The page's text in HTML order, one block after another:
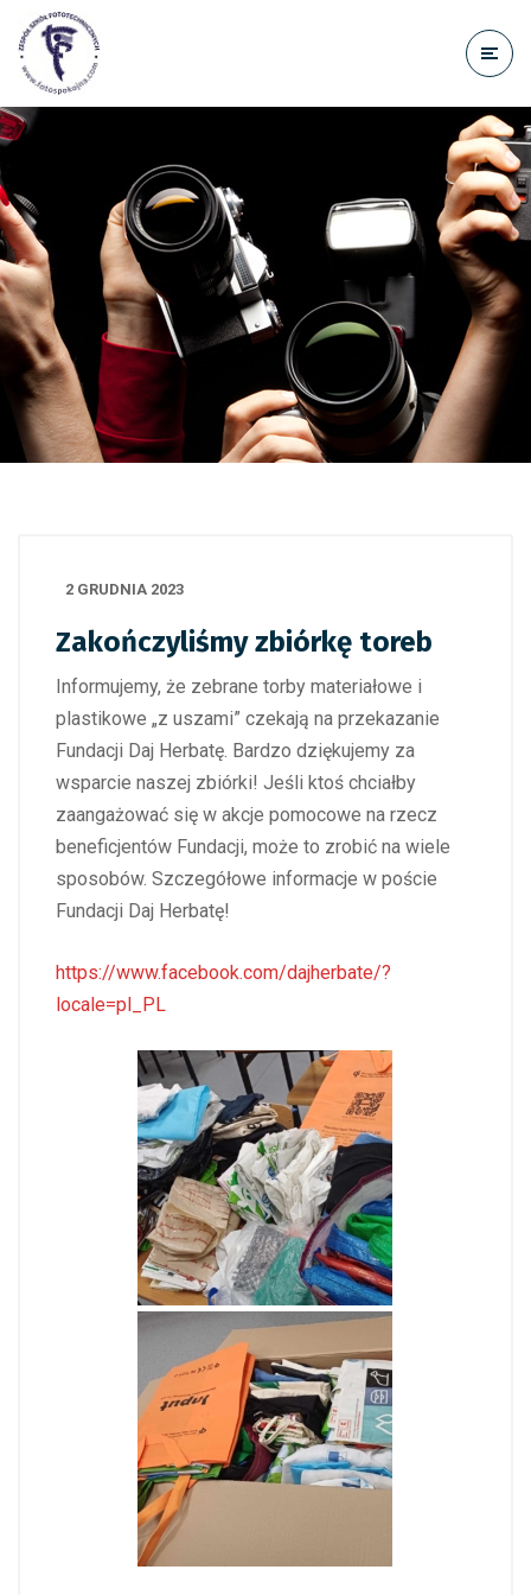
treści
2 GRUDNIA 2023
Zakończyliśmy zbiórkę toreb
Informujemy, że zebrane torby materiałowe i
plastikowe „z uszami” czekają na przekazanie
Fundacji Daj Herbatę. Bardzo dziękujemy za
wsparcie naszej zbiórki! Jeśli ktoś chciałby
zaangażować się w akcje pomocowe na rzecz
beneficjentów Fundacji, może to zrobić na wiele
sposobów. Szczegółowe informacje w poście
Fundacji Daj Herbatę!
https://www.facebook.com/dajherbate/?
locale=pl_PL